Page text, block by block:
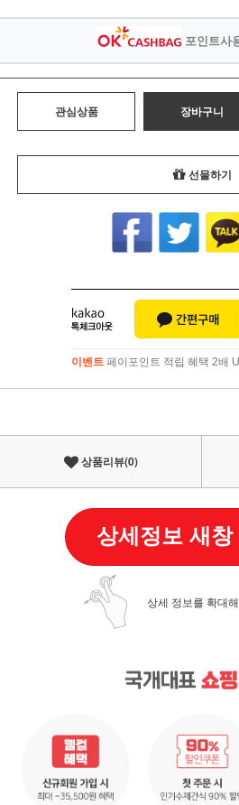
포인트사
관심상품 장바구니
선물하기
이벤트 페이포인트 적립 혜택 2배
이벤트페이포인트 적립 혜택 2배
상품리뷰(0)
상세정보 새창
상세 정보를 확대